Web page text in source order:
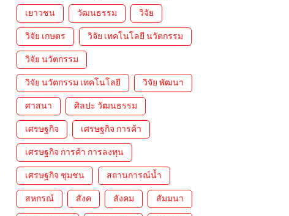
เยาวชน วัฒนธรรม วิจัย
วิจัย เกษตร วิจัย เทคโนโลยี นวัตกรรม
วิจัย นวัตกรรม
วิจัย นวัตกรรม เทคโนโลยี วิจัย พัฒนา
ศาสนา ศิลปะ วัฒนธรรม
เศรษฐกิจ เศรษฐกิจ การค้า
เศรษฐกิจ การค้า การลงทุน
เศรษฐกิจ ชุมชน สถานการณ์น้ำ
สหกรณ์ สังค สังคม สัมมนา